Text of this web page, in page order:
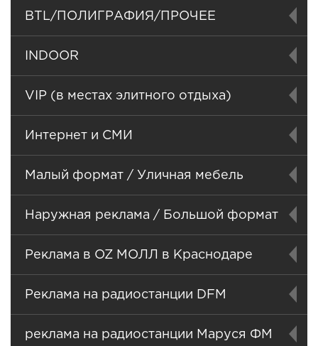
BTL/ПОЛИГРАФИЯ/ПРОЧЕЕ
INDOOR
VIP (в местах элитного отдыха)
Интернет и СМИ
Малый формат / Уличная мебель
Наружная реклама / Большой формат
Реклама в OZ МОЛЛ в Краснодаре
Реклама на радиостанции DFM
реклама на радиостанции Маруся ФМ